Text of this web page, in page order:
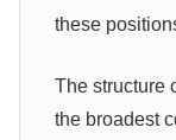
these
The structure
the broadest